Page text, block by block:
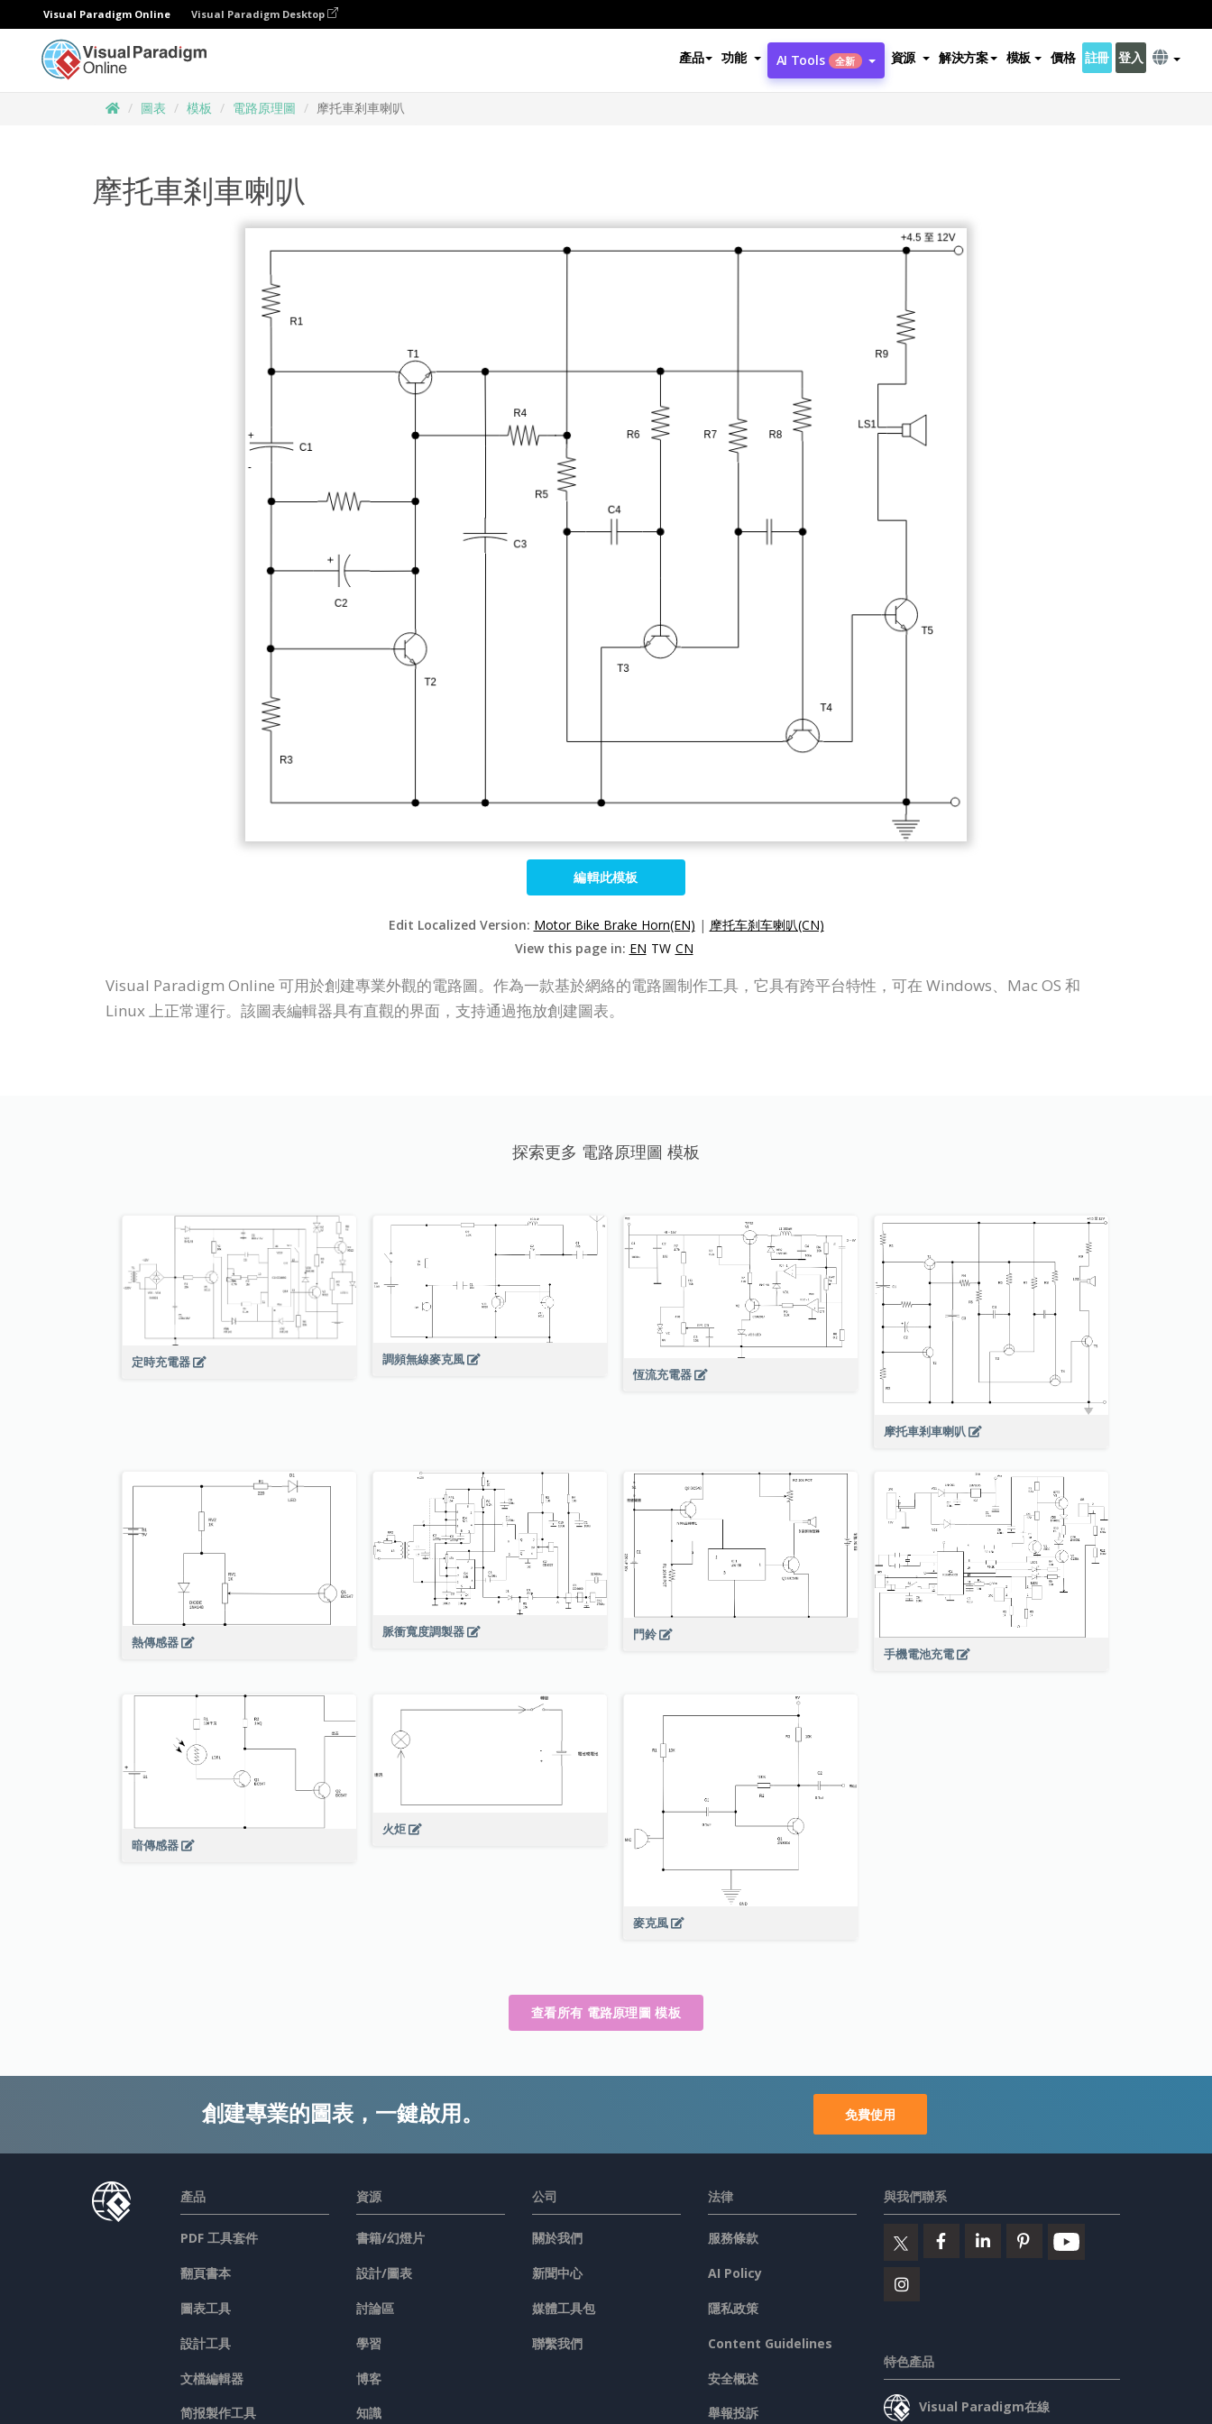
Visual Paradigm Online Visual Paradigm Desktop
產品 功能 AI Tools 全新 資源 解決方案 模板 價格 註冊 登入
圖表 模板 電路原理圖 摩托車剎車喇叭
摩托車剎車喇叭
編輯此模板
Edit Localized Version: Motor Bike Brake Horn(EN) | 摩托车刹车喇叭(CN)
View this page in: EN TW CN
Visual Paradigm Online 可用於創建專業外觀的電路圖。作為一款基於網絡的電路圖制作工具，它具有跨平台特性，可在 Windows、Mac OS 和
Linux 上正常運行。該圖表編輯器具有直觀的界面，支持通過拖放創建圖表。
探索更多 電路原理圖 模板
定時充電器
調頻無線麥克風
恆流充電器
摩托車剎車喇叭
熱傳感器
脈衝寬度調製器
門鈴
手機電池充電
暗傳感器
火炬
麥克風
查看所有 電路原理圖 模板
創建專業的圖表，一鍵啟用。 免費使用
產品
PDF 工具套件
翻頁書本
圖表工具
設計工具
文檔編輯器
简报製作工具
資源
書籍/幻燈片
設計/圖表
討論區
學習
博客
知識
公司
關於我們
新聞中心
媒體工具包
聯繫我們
法律
服務條款
AI Policy
隱私政策
Content Guidelines
安全概述
舉報投訴
與我們聯系
特色產品
Visual Paradigm在線